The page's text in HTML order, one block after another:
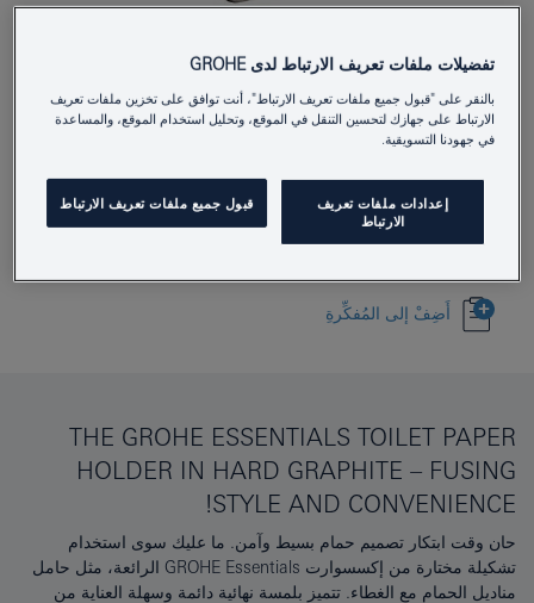
Product Number
EAN
4005176429620
Download specification
أَضِفْ إلى المُفكِّرةِ
THE GROHE ESSENTIALS TOILET PAPER
HOLDER IN HARD GRAPHITE – FUSING
STYLE AND CONVENIENCE!
حان وقت ابتكار تصميم حمام بسيط وآمن. ما عليك سوى استخدام
تشكيلة مختارة من إكسسوارت GROHE Essentials الرائعة، مثل حامل
مناديل الحمام مع الغطاء. تتميز بلمسة نهائية دائمة وسهلة العناية من
تفضيلات ملفات تعريف الارتباط لدى GROHE
بالنقر على "قبول جميع ملفات تعريف الارتباط"، أنت توافق على تخزين ملفات تعريف
الارتباط على جهازك لتحسين التنقل في الموقع، وتحليل استخدام الموقع، والمساعدة
في جهودنا التسويقية.
إعدادات ملفات تعريف
الارتباط
قبول جميع ملفات تعريف الارتباط